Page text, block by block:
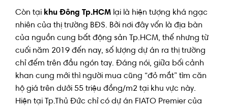
Còn tại khu Đông Tp.HCM lại là hiện tượng khá ngạc
nhiên của thị trường BĐS. Bởi nơi đây vốn là địa bàn
của nguồn cung bất động sản Tp.HCM, thế nhưng từ
cuối năm 2019 đến nay, số lượng dự án ra thị trường
chỉ đếm trên đầu ngón tay. Đáng nói, giữa bối cảnh
khan cung mới thì người mua cũng “đỏ mắt” tìm căn
hộ giá trên dưới 55 triệu đồng/m2 tại khu vực này.
Hiện tại Tp.Thủ Đức chỉ có dự án FIATO Premier của